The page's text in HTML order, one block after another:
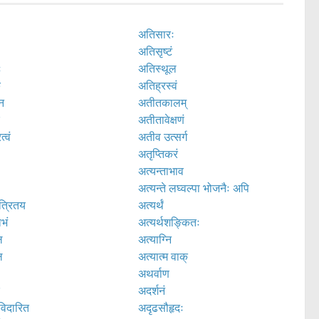
अतिसारः
अतिसृष्टं
अतिस्थूल
अतिह्रस्वं
अतीतकालम्
अतीतावेक्षणं
अतीव उत्सर्ग
अतृप्तिकरं
अत्यन्ताभाव
अत्यन्ते लघ्वल्पा भोजनैः अपि
अत्यर्थं
अत्यर्थशङ्कितः
अत्याग्नि
अत्यात्म वाक्
अथर्वाण
अदर्शनं
अदृढसौहृदः